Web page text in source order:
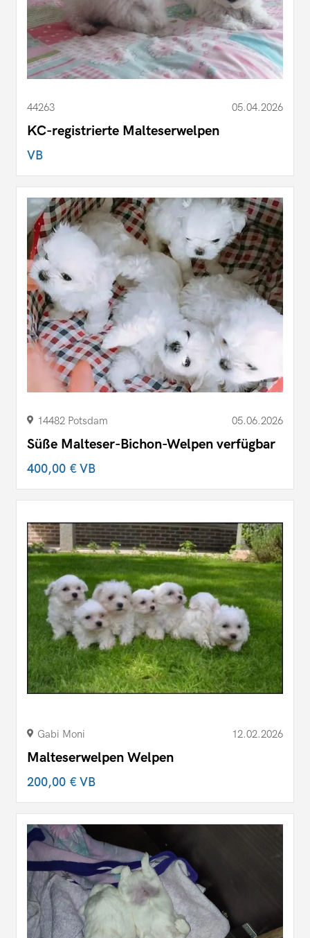
44263 05.04.2026
KC-registrierte Malteserwelpen
VB
14482 Potsdam 05.06.2026
Süße Malteser-Bichon-Welpen verfügbar
400,00 €VB
Gabi Moni 12.02.2026
Malteserwelpen Welpen
200,00 €VB